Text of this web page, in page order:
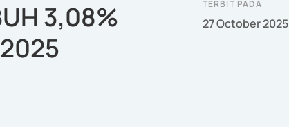
3,08%
TERBIT PADA
27 October 2025